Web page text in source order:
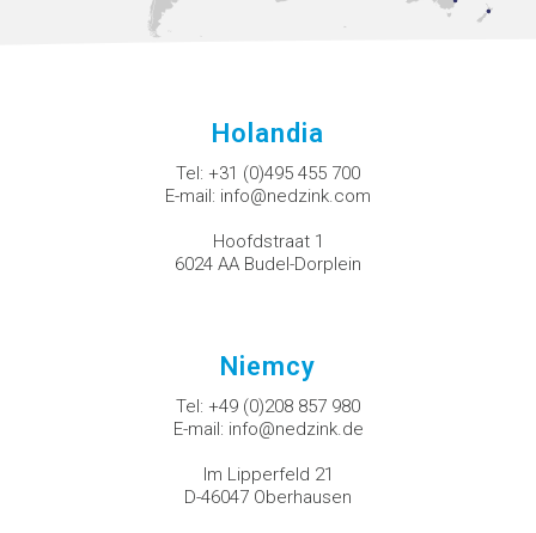
Holandia
Tel: +31 (0)495 455 700
E-mail: info@nedzink.com
Hoofdstraat 1
6024 AA Budel-Dorplein
Niemcy
Tel: +49 (0)208 857 980
E-mail: info@nedzink.de
Im Lipperfeld 21
D-46047 Oberhausen